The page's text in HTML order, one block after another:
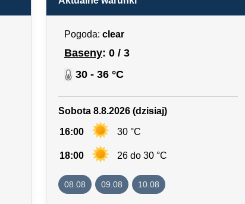
Pogoda: clear
Baseny: 0 / 3
30 - 36 °C
Sobota 8.8.2026 (dzisiaj)
16:00 30 °C
18:00 26 do 30 °C
08.08 09.08 10.08